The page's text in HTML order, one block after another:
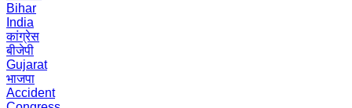
Bihar
India
कांग्रेस
बीजेपी
Gujarat
भाजपा
Accident